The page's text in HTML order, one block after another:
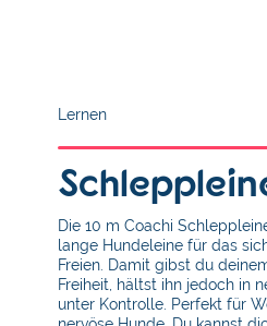
Lernen
Die 10 m Coachi
lange Hundeleine für das
Freien. Damit gibst du
Freiheit, hältst ihn jedoch in
unter Kontrolle. Perfekt für